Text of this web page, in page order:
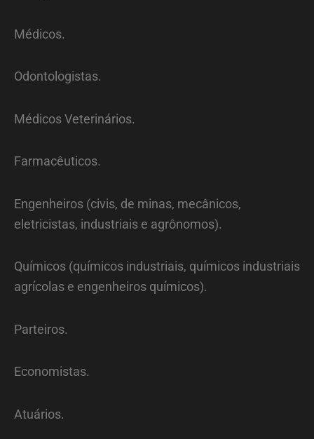
Médicos.
Odontologistas.
Médicos Veterinários.
Farmacêuticos.
Engenheiros (civis, de minas, mecânicos,
eletricistas, industriais e agrônomos).
Químicos (químicos industriais, químicos industriais
agrícolas e engenheiros químicos).
Parteiros.
Economistas.
Atuários.